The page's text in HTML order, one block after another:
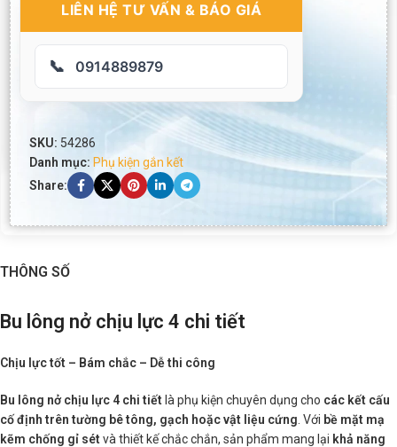
LIÊN HỆ TƯ VẤN & BÁO GIÁ
📞 0914889879
SKU: 54286
Danh mục: Phụ kiện gắn kết
Share:
THÔNG SỐ
Bu lông nở chịu lực 4 chi tiết
Chịu lực tốt – Bám chắc – Dễ thi công
Bu lông nở chịu lực 4 chi tiết là phụ kiện chuyên dụng cho các kết cấu
cố định trên tường bê tông, gạch hoặc vật liệu cứng . Với bề mặt mạ
kẽm chống gỉ sét và thiết kế chắc chắn, sản phẩm mang lại khả năng